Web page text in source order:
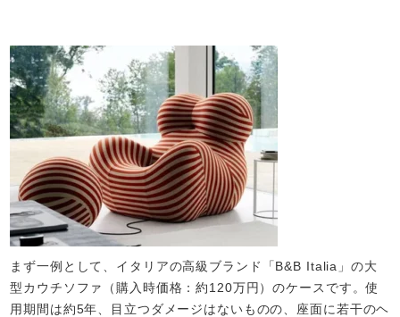
まず一例として、イタリアの高級ブランド「B&B Italia」の大
型カウチソファ（購入時価格：約120万円）のケースです。使
用期間は約5年、目立つダメージはないものの、座面に若干のヘ